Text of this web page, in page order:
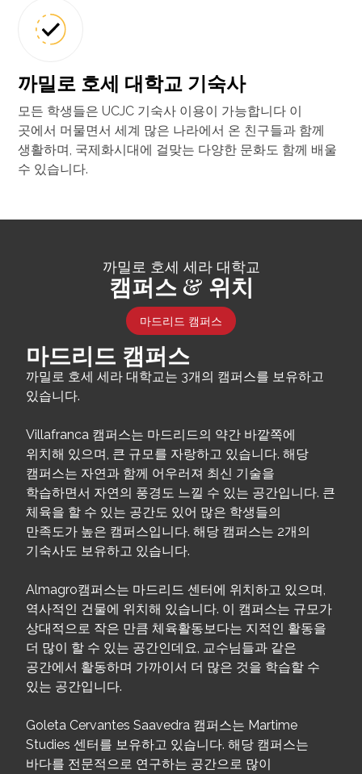
까밀로 호세 대학교 기숙사
모든 학생들은 UCJC 기숙사 이용이 가능합니다 이
곳에서 머물면서 세계 많은 나라에서 온 친구들과 함께
생활하며, 국제화시대에 걸맞는 다양한 문화도 함께 배울
수 있습니다.
까밀로 호세 세라 대학교
캠퍼스 & 위치
마드리드 캠퍼스
마드리드 캠퍼스
까밀로 호세 세라 대학교는 3개의 캠퍼스를 보유하고
있습니다.
Villafranca 캠퍼스는 마드리드의 약간 바깥쪽에
위치해 있으며, 큰 규모를 자랑하고 있습니다. 해당
캠퍼스는 자연과 함께 어우러져 최신 기술을
학습하면서 자연의 풍경도 느낄 수 있는 공간입니다. 큰
체육을 할 수 있는 공간도 있어 많은 학생들의
만족도가 높은 캠퍼스입니다. 해당 캠퍼스는 2개의
기숙사도 보유하고 있습니다.
Almagro캠퍼스는 마드리드 센터에 위치하고 있으며,
역사적인 건물에 위치해 있습니다. 이 캠퍼스는 규모가
상대적으로 작은 만큼 체육활동보다는 지적인 활동을
더 많이 할 수 있는 공간인데요, 교수님들과 같은
공간에서 활동하며 가까이서 더 많은 것을 학습할 수
있는 공간입니다.
Goleta Cervantes Saavedra 캠퍼스는 Martime
Studies 센터를 보유하고 있습니다. 해당 캠퍼스는
바다를 전문적으로 연구하는 공간으로 많이